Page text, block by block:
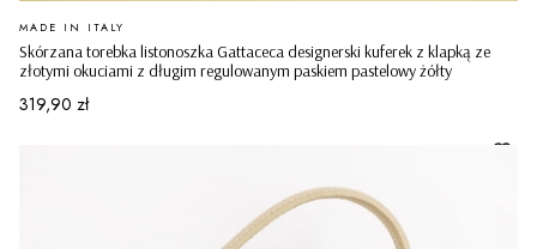
Skórzana torebka listonoszka Gattaceca designerski kuferek z klapką ze
złotymi okuciami z długim regulowanym paskiem pastelowy żółty
PRODUCENT
MADE IN ITALY
Cena
319,90 zł